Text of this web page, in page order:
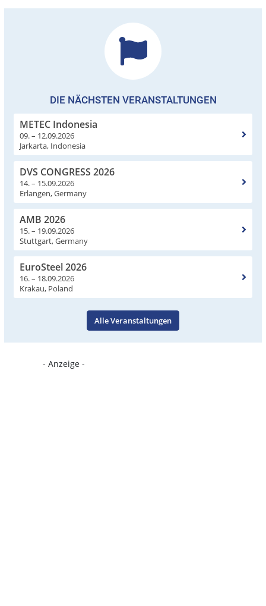
DIE NÄCHSTEN VERANSTALTUNGEN
METEC Indonesia
09. – 12.09.2026
Jarkarta, Indonesia
DVS CONGRESS 2026
14. – 15.09.2026
Erlangen, Germany
AMB 2026
15. – 19.09.2026
Stuttgart, Germany
EuroSteel 2026
16. – 18.09.2026
Krakau, Poland
Alle Veranstaltungen
- Anzeige -